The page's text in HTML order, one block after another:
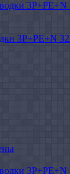
3Р+РЕ+N